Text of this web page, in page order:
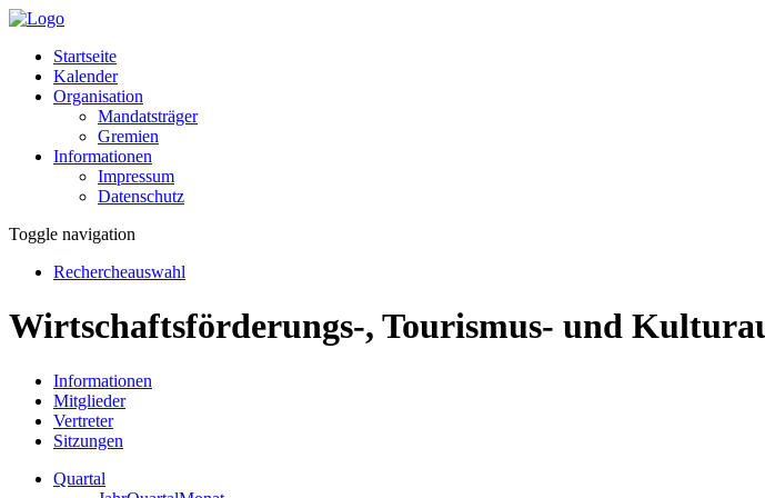
Startseite
Kalender
Organisation
Mandatsträger
Gremien
Informationen
Impressum
Datenschutz
Toggle navigation
Rechercheauswahl
Wirtschaftsförderungs-, Tourismus- und
Informationen
Mitglieder
Vertreter
Sitzungen
Quartal